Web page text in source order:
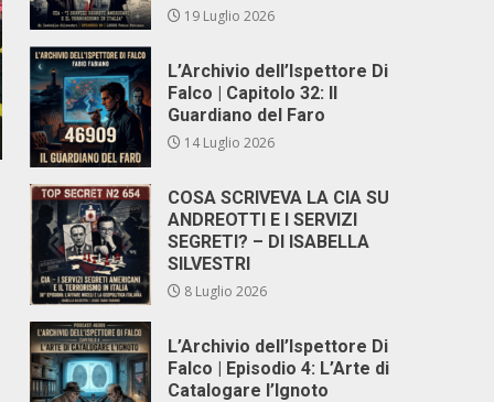
19 Luglio 2026
L’Archivio dell’Ispettore Di
Falco | Capitolo 32: Il
Guardiano del Faro
14 Luglio 2026
COSA SCRIVEVA LA CIA SU
ANDREOTTI E I SERVIZI
SEGRETI? – DI ISABELLA
SILVESTRI
8 Luglio 2026
L’Archivio dell’Ispettore Di
Falco | Episodio 4: L’Arte di
Catalogare l’Ignoto